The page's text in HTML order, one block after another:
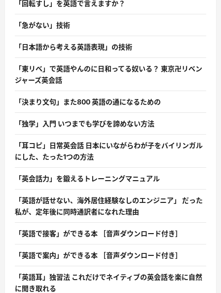
「回転すし」を英語で言えますか？
「急がない」技術
「日本語から考える英語表現」の技術
「東リベ」で英語やんのに日和ってる奴いる？ 東京卍リベン
ジャーズ英会話
「決まり文句」また800 英語の通になるための
「独学」入門 いつまでも学びを諦めない方法
「耳コピ」日常英会話 日本にいながらわが子をバイリンガル
にした、たった1つの方法
「英会話力」を鍛えるトレーニングマニュアル
「英語が話せない、海外居住経験なしのエンジニア」 だった
私が、定年後に同時通訳者になれた理由
「英語で接客」ができる本 ［音声ダウンロード付き］
「英語で案内」ができる本 ［音声ダウンロード付き］
「英語耳」独習法 これだけでネイティブの英会話を楽に自然
に聞き取れる